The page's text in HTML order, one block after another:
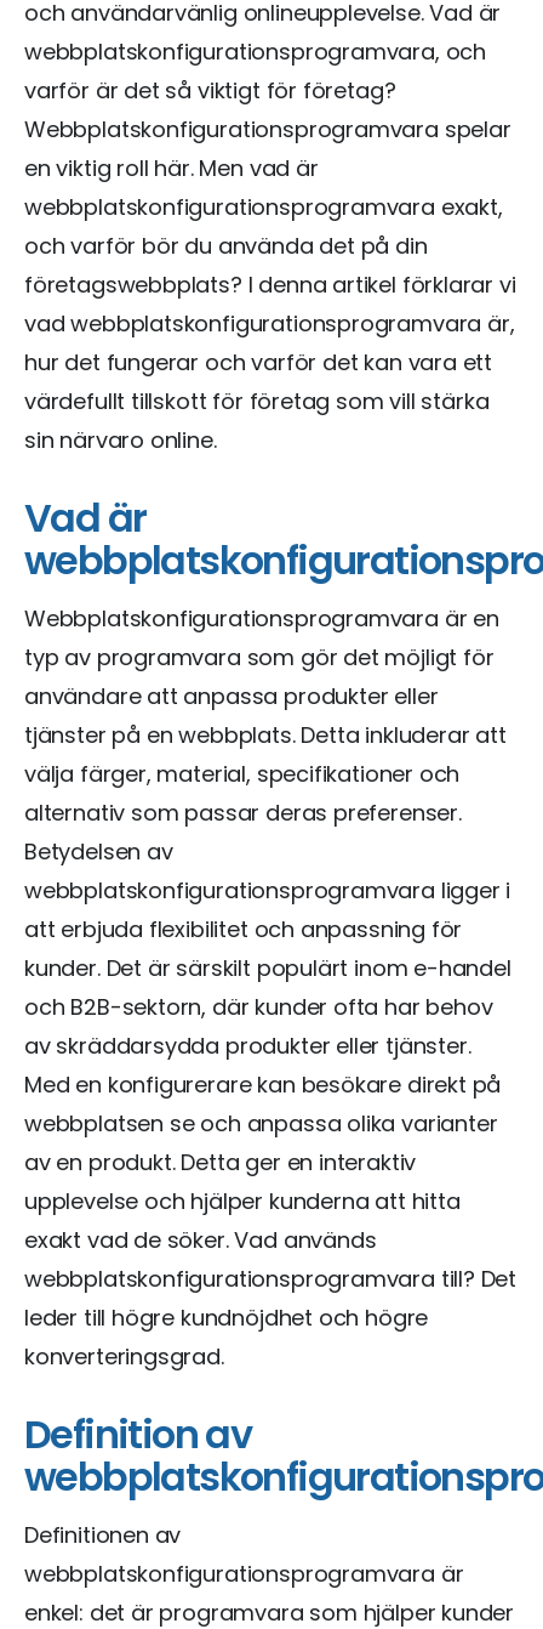
och användarvänlig onlineupplevelse. Vad är
webbplatskonfigurationsprogramvara, och
varför är det så viktigt för företag?
Webbplatskonfigurationsprogramvara spelar
en viktig roll här. Men vad är
webbplatskonfigurationsprogramvara exakt,
och varför bör du använda det på din
företagswebbplats? I denna artikel förklarar vi
vad webbplatskonfigurationsprogramvara är,
hur det fungerar och varför det kan vara ett
värdefullt tillskott för företag som vill stärka
sin närvaro online.
Vad är
Webbplatskonfigurationsprogramvara är en
typ av programvara som gör det möjligt för
användare att anpassa produkter eller
tjänster på en webbplats. Detta inkluderar att
välja färger, material, specifikationer och
alternativ som passar deras preferenser.
Betydelsen av
webbplatskonfigurationsprogramvara ligger i
att erbjuda flexibilitet och anpassning för
kunder. Det är särskilt populärt inom e-handel
och B2B-sektorn, där kunder ofta har behov
av skräddarsydda produkter eller tjänster.
Med en konfigurerare kan besökare direkt på
webbplatsen se och anpassa olika varianter
av en produkt. Detta ger en interaktiv
upplevelse och hjälper kunderna att hitta
exakt vad de söker. Vad används
webbplatskonfigurationsprogramvara till? Det
leder till högre kundnöjdhet och högre
konverteringsgrad.
Definition av
Definitionen av
webbplatskonfigurationsprogramvara är
enkel: det är programvara som hjälper kunder